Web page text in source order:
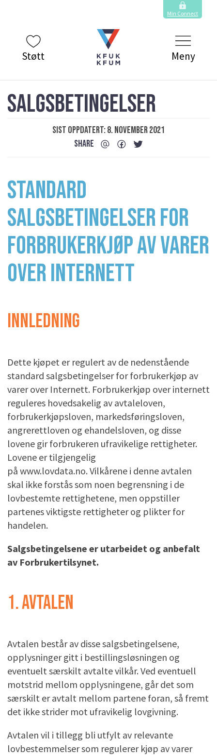
Min Connect
Støtt Meny
SALGSBETINGELSER
Sist oppdatert: 8. november 2021
SHARE
STANDARD
SALGSBETINGELSER FOR
FORBRUKERKJØP AV VARER
OVER INTERNETT
INNLEDNING
Dette kjøpet er regulert av de nedenstående
standard salgsbetingelser for forbrukerkjøp av
varer over Internett. Forbrukerkjøp over internett
reguleres hovedsakelig av avtaleloven,
forbrukerkjøpsloven, markedsføringsloven,
angrerettloven og ehandelsloven, og disse
lovene gir forbrukeren ufravikelige rettigheter.
Lovene er tilgjengelig
på www.lovdata.no. Vilkårene i denne avtalen
skal ikke forstås som noen begrensning i de
lovbestemte rettighetene, men oppstiller
partenes viktigste rettigheter og plikter for
handelen.
Salgsbetingelsene er utarbeidet og anbefalt
av Forbrukertilsynet.
1. AVTALEN
Avtalen består av disse salgsbetingelsene,
opplysninger gitt i bestillingsløsningen og
eventuelt særskilt avtalte vilkår. Ved eventuell
motstrid mellom opplysningene, går det som
særskilt er avtalt mellom partene foran, så fremt
det ikke strider mot ufravikelig lovgivning.
Avtalen vil i tillegg bli utfylt av relevante
lovbestemmelser som regulerer kjøp av varer